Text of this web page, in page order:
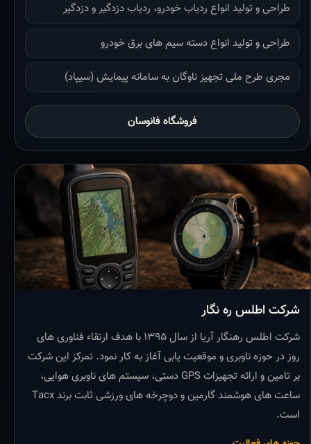
طراحی و تولید انواع ردیاب خودرو، ردیاب دزدگیر و دزدگیر
طراحی و تولید انواع دسته سیم های برق خودرو
مجری طرح ملی تجهیز ناوگان به سامانه پیمایش (سیپاد)
فروشگاه فانوسان
شرکت اطلس ره نگار
شرکت اطلس رهنگار آریا از سال ۱۳۹۵ با هدف ارتقاء فناوری های
روز در حوزه ناوبری و موقعیت یابی آغاز به کار نمود. تمرکز این شرکت
بر تامین و ارائه تجهیزات GPS دستی، سیستم های ناوبری هوایی،
ساعت های هوشمند گارمین و دوچرخه های ورزشی ثابت برند Tacx
است.